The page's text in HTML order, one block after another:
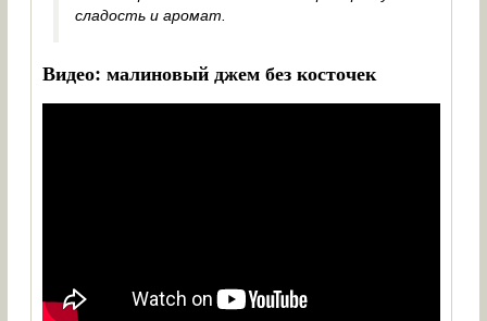
сладость и аромат.
Видео: малиновый джем без косточек